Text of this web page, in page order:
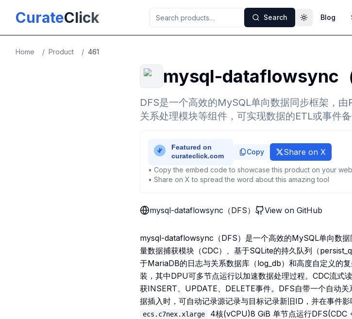
CurateClick Search Toggle theme
Blog
Home / Product / 461
mysql-dataflowsync（
DFS是一个高效的MySQL单向数据同步框架，由
关系处理模块等组件，可实现数据的ETL或事件备
Copy Share on X
• Copy the embed code to showcase this product on your
• Share on X to spread the word about this amazing tool
mysql-dataflowsync（DFS） View on GitHub
mysql-dataflowsync（DFS）是一个高效的MySQL单向数
量数据捕获模块（CDC）、基于SQLite的持久队列（
于MariaDB的日志与关系数据库（log_db）和高度自定义的
装，其中DPU可多节点运行以加速数据处理过程。CDC流式
获INSERT、UPDATE、DELETE事件。DFS自带一个自动
据插入时，可自动记录源记录与目标记录新旧ID，并在事件
ecs.c7nex.xlarge
4核(vCPU)8 GiB 单节点运行DFS(CDC